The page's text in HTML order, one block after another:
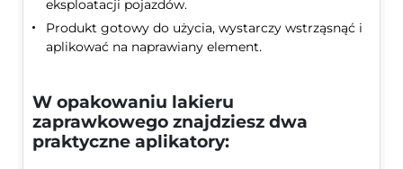
eksploatacji pojazdów.
Produkt gotowy do użycia, wystarczy wstrząsnąć i
aplikować na naprawiany element.
W opakowaniu lakieru
zaprawkowego znajdziesz dwa
praktyczne aplikatory: